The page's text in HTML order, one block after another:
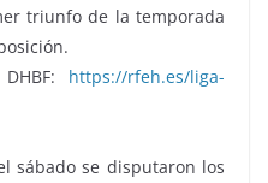
triunfo de la temporada
https://rfeh.es/liga-
sábado se disputaron los